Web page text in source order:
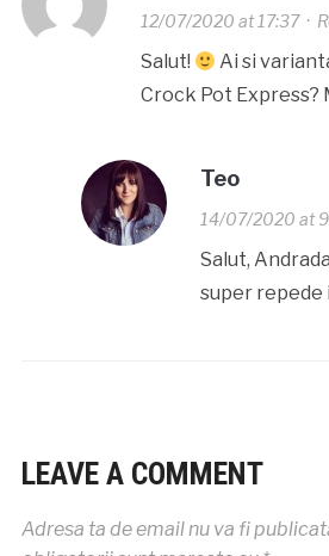
12/07/2020 at 17:37·
Salut!
Ai si
Crock Pot Express?
Teo
14/07/2020 at
Salut,
super repede
LEAVE A COMMENT
Adresa ta de email nu va fi